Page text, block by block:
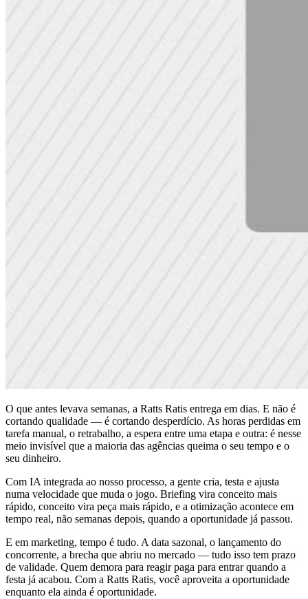
O que antes levava semanas, a Ratts Ratis entrega em dias. E não é
cortando qualidade — é cortando desperdício. As horas perdidas em
tarefa manual, o retrabalho, a espera entre uma etapa e outra: é nesse
meio invisível que a maioria das agências queima o seu tempo e o
seu dinheiro.
Com IA integrada ao nosso processo, a gente cria, testa e ajusta
numa velocidade que muda o jogo. Briefing vira conceito mais
rápido, conceito vira peça mais rápido, e a otimização acontece em
tempo real, não semanas depois, quando a oportunidade já passou.
E em marketing, tempo é tudo. A data sazonal, o lançamento do
concorrente, a brecha que abriu no mercado — tudo isso tem prazo
de validade. Quem demora para reagir paga para entrar quando a
festa já acabou. Com a Ratts Ratis, você aproveita a oportunidade
enquanto ela ainda é oportunidade.